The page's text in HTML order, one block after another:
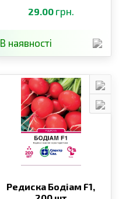
29.00 грн.
В наявності
Редиска Бодіам F1,